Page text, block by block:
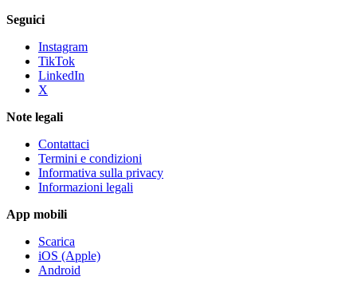
Seguici
Instagram
TikTok
LinkedIn
X
Note legali
Contattaci
Termini e condizioni
Informativa sulla privacy
Informazioni legali
App mobili
Scarica
iOS (Apple)
Android